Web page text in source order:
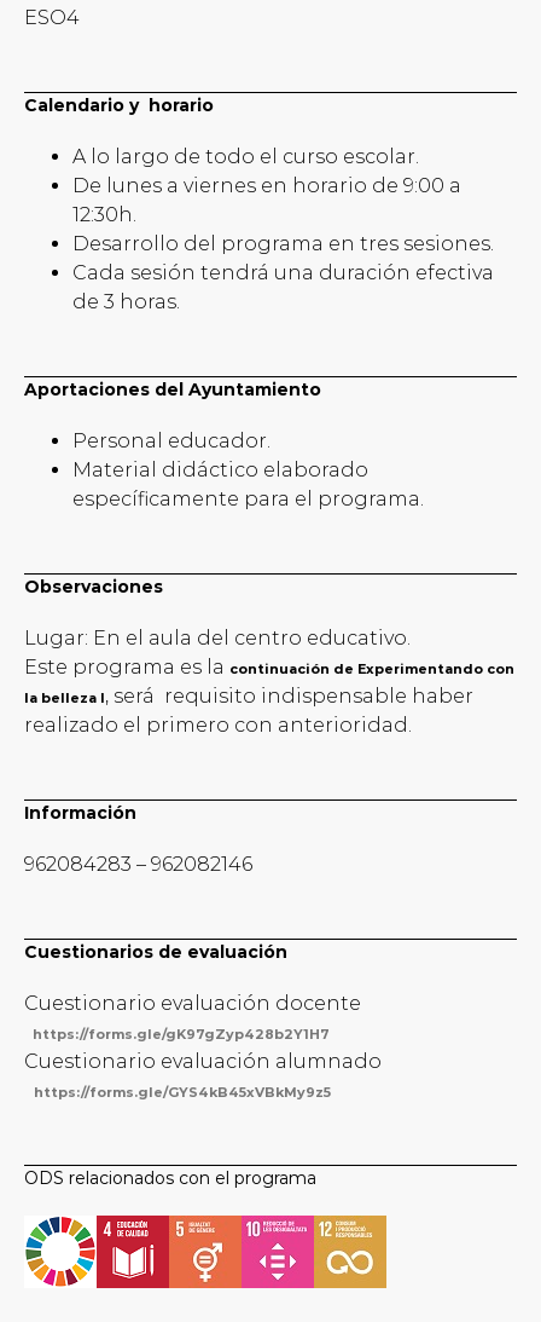
ESO4
Calendario y horario
A lo largo de todo el curso escolar.
De lunes a viernes en horario de 9:00 a
12:30h.
Desarrollo del programa en tres sesiones.
Cada sesión tendrá una duración efectiva
de 3 horas.
Aportaciones del Ayuntamiento
Personal educador.
Material didáctico elaborado
específicamente para el programa.
Observaciones
Lugar: En el aula del centro educativo.
Este programa es la continuación de Experimentando con
la belleza I, será requisito indispensable haber
realizado el primero con anterioridad.
Información
962084283 – 962082146
Cuestionarios de evaluación
Cuestionario evaluación docente
https://forms.gle/gK97gZyp428b2Y1H7
Cuestionario evaluación alumnado
https://forms.gle/GYS4kB45xVBkMy9z5
ODS relacionados con el programa